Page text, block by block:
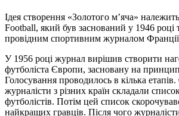
Ідея створення «Золотого м’яча»
Football, який був заснований у 1946 році
провідним спортивним журналом
У 1956 році журнал вирішив створити
футболіста Європи, засновану на
Голосування проводилось в кілька
журналісти з різних країн складали
футболістів. Потім цей список
найкращих гравців. Після чого